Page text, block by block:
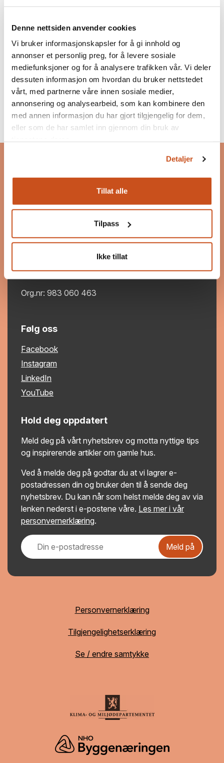
Denne nettsiden anvender cookies
Vi bruker informasjonskapsler for å gi innhold og
annonser et personlig preg, for å levere sosiale
mediefunksjoner og for å analysere trafikken vår. Vi deler
dessuten informasjon om hvordan du bruker nettstedet
vårt, med partnerne våre innen sosiale medier,
annonsering og analysearbeid, som kan kombinere den
med annen informasjon du har gjort tilgjengelig for dem,
eller som de har samlet inn gjennom din bruk av
Detaljer
Tillat alle
Tilpass
Ikke tillat
og gi råd for den praktiske gjennomføringen av
Last ned Riksantikvarens veileder om bybrannsikring
Bygg og Bevar
Bygg og Bevar er et program som skal inspirere og
motivere til bevaring, bruk og ombruk av
Les mer om Bygg og Bevar
Postboks 7187 Majorstuen
post@byggogbevar.no
Org.nr: 983 060 463
Følg oss
Facebook
Instagram
LinkedIn
YouTube
Hold deg oppdatert
Meld deg på vårt nyhetsbrev og motta nyttige tips
og inspirerende artikler om gamle hus.
Ved å melde deg på godtar du at vi lagrer e-
postadressen din og bruker den til å sende deg
nyhetsbrev. Du kan når som helst melde deg av via
lenken nederst i e-postene våre. Les mer i vår
personvernerklæring.
Meld på
Personvernerklæring
Tilgjengelighetserklæring
Se / endre samtykke